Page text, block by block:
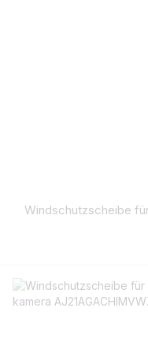
Windschutzscheibe